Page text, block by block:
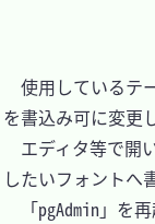
使用しているテ
を書込み可に変更
エディタ等で開
したいフォントへ
「pgAdmin」を